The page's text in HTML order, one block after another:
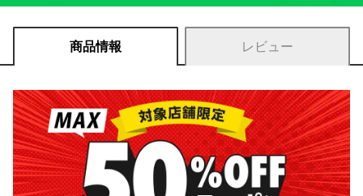
商品情報 レビュー